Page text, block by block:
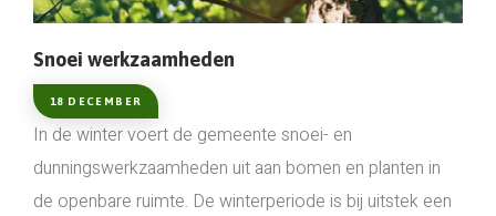
Snoei werkzaamheden
18 DECEMBER
In de winter voert de gemeente snoei- en
dunningswerkzaamheden uit aan bomen en planten in
de openbare ruimte. De winterperiode is bij uitstek een